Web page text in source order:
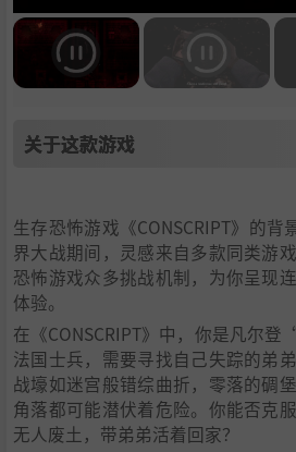
关于这款游戏
生存恐怖游戏《CONSCRIPT》的
界大战期间，灵感来自多款同类游
恐怖游戏众多挑战机制，为你呈现
体验。
在《CONSCRIPT》中，你是凡尔
法国士兵，需要寻找自己失踪的弟
战壕如迷宫般错综曲折，零落的碉
角落都可能潜伏着危险。你能否克
无人废土，带弟弟活着回家？